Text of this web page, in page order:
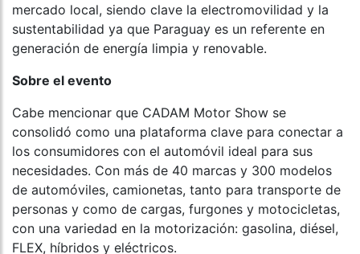
mercado local, siendo clave la electromovilidad y la
sustentabilidad ya que Paraguay es un referente en
generación de energía limpia y renovable.
Sobre el evento
Cabe mencionar que CADAM Motor Show se
consolidó como una plataforma clave para conectar a
los consumidores con el automóvil ideal para sus
necesidades. Con más de 40 marcas y 300 modelos
de automóviles, camionetas, tanto para transporte de
personas y como de cargas, furgones y motocicletas,
con una variedad en la motorización: gasolina, diésel,
FLEX, híbridos y eléctricos.